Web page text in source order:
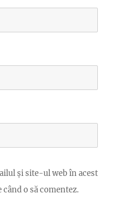
și site-ul web în acest
o să comentez.